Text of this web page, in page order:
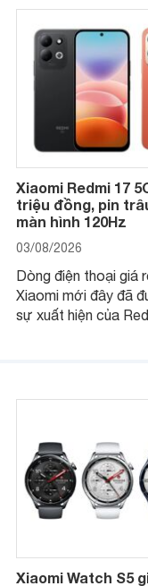
Xiaomi Redmi 17
triệu đồng, pin
màn hình 120Hz
03/08/2026
Dòng điện thoại giá
Xiaomi mới đây đã
sự xuất hiện của
Xiaomi Watch S5